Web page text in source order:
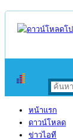
หน้าแรก
ดาวน์โหลด
ข่าวไอที